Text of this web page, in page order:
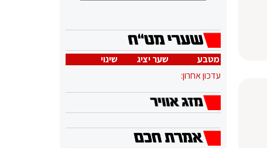
מטבע שער יציג
שינוי
עדכון אחרון: